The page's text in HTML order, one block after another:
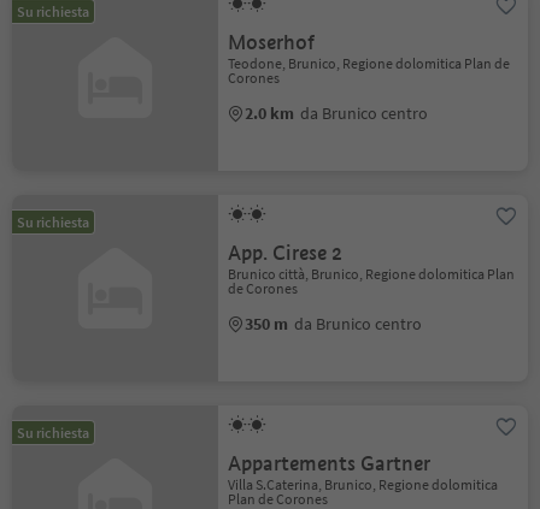
Su richiesta
Moserhof
Teodone, Brunico, Regione dolomitica Plan de
Corones
2.0 km da Brunico centro
Su richiesta
App. Cirese 2
Brunico città, Brunico, Regione dolomitica Plan
de Corones
350 m da Brunico centro
Su richiesta
Appartements Gartner
Villa S.Caterina, Brunico, Regione dolomitica
Plan de Corones